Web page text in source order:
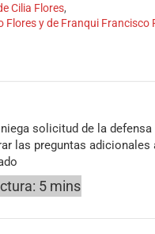
Cilia Flores,
Flores y de Franqui Francisco
solicitud de la defensa
las preguntas adicionales